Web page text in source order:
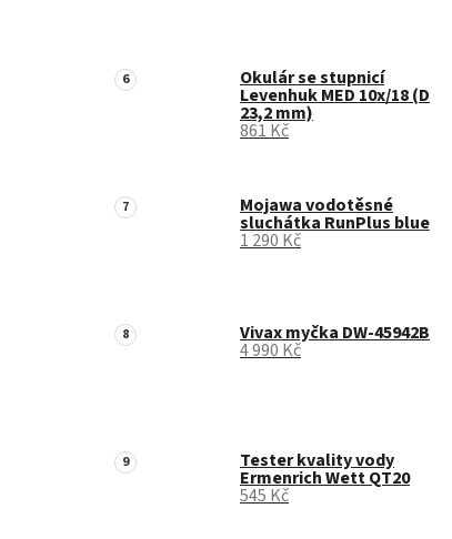
Okulár se stupnicí
Levenhuk MED 10x/18 (D
23,2 mm)
861 Kč
Mojawa vodotěsné
sluchátka RunPlus blue
1 290 Kč
Vivax myčka DW-45942B
4 990 Kč
Tester kvality vody
Ermenrich Wett QT20
545 Kč